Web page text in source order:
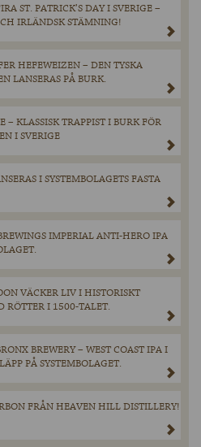
ST. PATRICK’S DAY I SVERIGE –
IRLÄNDSK STÄMNING!
HEFEWEIZEN – DEN TYSKA
LANSERAS PÅ BURK.
– KLASSISK TRAPPIST I BURK FÖR
I SVERIGE
I SYSTEMBOLAGETS FASTA
IMPERIAL ANTI-HERO IPA
VÄCKER LIV I HISTORISKT
RÖTTER I 1500-TALET.
BREWERY – WEST COAST IPA I
PÅ SYSTEMBOLAGET.
FRÅN HEAVEN HILL DISTILLERY!